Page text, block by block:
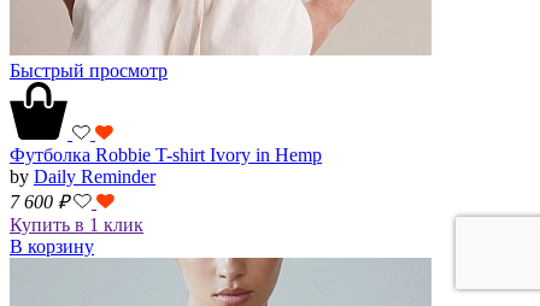
Быстрый просмотр
Футболка Robbie T-shirt Ivory in Hemp
by Daily Reminder
7 600 ₽
Купить в 1 клик
В корзину